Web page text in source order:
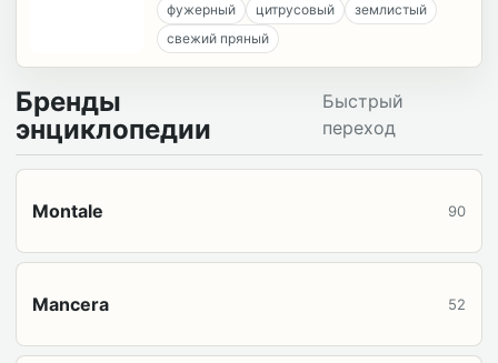
фужерный цитрусовый
землистый
свежий пряный
Бренды
энциклопедии
Быстрый
переход
Montale 90
Mancera 52